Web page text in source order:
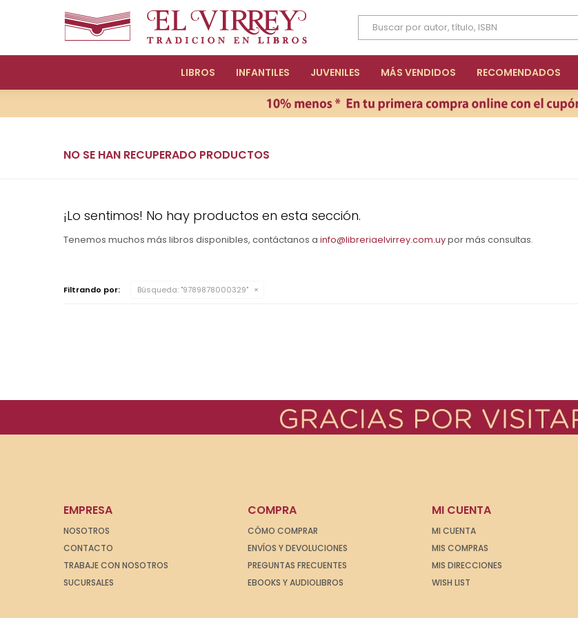
LIBROS INFANTILES JUVENILES MÁS VENDIDOS RECOMENDADOS
NO SE HAN RECUPERADO PRODUCTOS
¡Lo sentimos! No hay productos en esta sección.
Tenemos muchos más libros disponibles, contáctanos a info@libreriaelvirrey.com.uypor más consultas.
Filtrando por: Búsqueda: "9789878000329"
EMPRESA
NOSOTROS
CONTACTO
TRABAJE CON NOSOTROS
SUCURSALES
COMPRA
CÓMO COMPRAR
ENVÍOS Y DEVOLUCIONES
PREGUNTAS FRECUENTES
EBOOKS Y AUDIOLIBROS
MI CUENTA
MI CUENTA
MIS COMPRAS
MIS DIRECCIONES
WISH LIST